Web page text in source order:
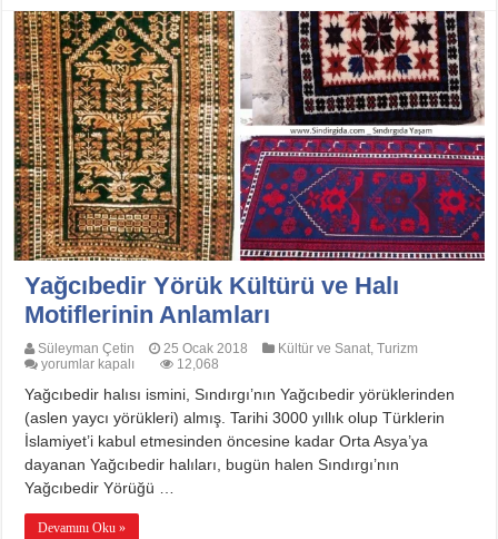
Yağcıbedir Yörük Kültürü ve Halı
Motiflerinin Anlamları
Süleyman Çetin 25 Ocak 2018 Kültür ve Sanat,Turizm
Yağcıbedir
Kültürü
ve
Halı
Motiflerinin
Anlamları
için
yorumlar kapalı 12,068
Yağcıbedir halısı ismini, Sındırgı’nın Yağcıbedir yörüklerinden
(aslen yaycı yörükleri) almış. Tarihi 3000 yıllık olup Türklerin
İslamiyet’i kabul etmesinden öncesine kadar Orta Asya’ya
dayanan Yağcıbedir halıları, bugün halen Sındırgı’nın
Yağcıbedir Yörüğü …
Devamını Oku »